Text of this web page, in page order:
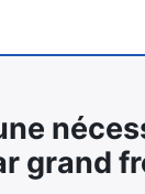
grand